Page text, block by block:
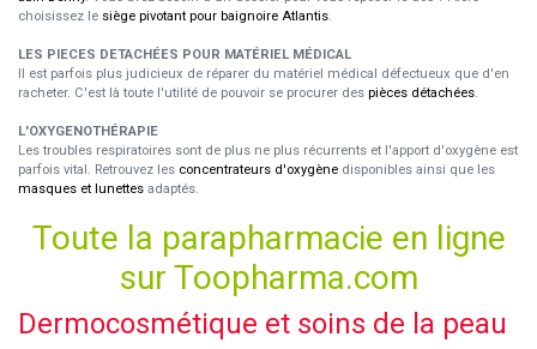
choisissez le siège pivotant pour baignoire Atlantis.
LES PIECES DETACHÉES POUR MATÉRIEL MÉDICAL
Il est parfois plus judicieux de réparer du matériel médical défectueux que d'en
racheter. C'est là toute l'utilité de pouvoir se procurer des pièces détachées.
L'OXYGENOTHÉRAPIE
Les troubles respiratoires sont de plus ne plus récurrents et l'apport d'oxygène est
parfois vital. Retrouvez les concentrateurs d'oxygène disponibles ainsi que les
masques et lunettes adaptés.
Toute la parapharmacie en ligne
sur Toopharma.com
Dermocosmétique et soins de la peau